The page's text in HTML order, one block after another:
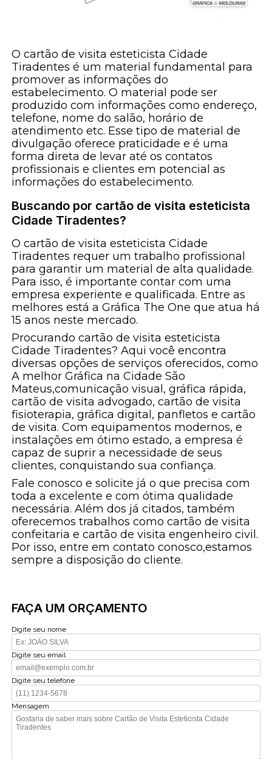
O cartão de visita esteticista Cidade
Tiradentes é um material fundamental para
promover as informações do
estabelecimento. O material pode ser
produzido com informações como endereço,
telefone, nome do salão, horário de
atendimento etc. Esse tipo de material de
divulgação oferece praticidade e é uma
forma direta de levar até os contatos
profissionais e clientes em potencial as
informações do estabelecimento.
Buscando por cartão de visita esteticista
Cidade Tiradentes?
O cartão de visita esteticista Cidade
Tiradentes requer um trabalho profissional
para garantir um material de alta qualidade.
Para isso, é importante contar com uma
empresa experiente e qualificada. Entre as
melhores está a Gráfica The One que atua há
15 anos neste mercado.
Procurando cartão de visita esteticista
Cidade Tiradentes? Aqui você encontra
diversas opções de serviços oferecidos, como
A melhor Gráfica na Cidade São
Mateus,comunicação visual, gráfica rápida,
cartão de visita advogado, cartão de visita
fisioterapia, gráfica digital, panfletos e cartão
de visita. Com equipamentos modernos, e
instalações em ótimo estado, a empresa é
capaz de suprir a necessidade de seus
clientes, conquistando sua confiança.
Fale conosco e solicite já o que precisa com
toda a excelente e com ótima qualidade
necessária. Além dos já citados, também
oferecemos trabalhos como cartão de visita
confeitaria e cartão de visita engenheiro civil.
Por isso, entre em contato conosco,estamos
sempre a disposição do cliente.
FAÇA UM ORÇAMENTO
Digite seu nome
Digite seu email
Digite seu telefone
Mensagem